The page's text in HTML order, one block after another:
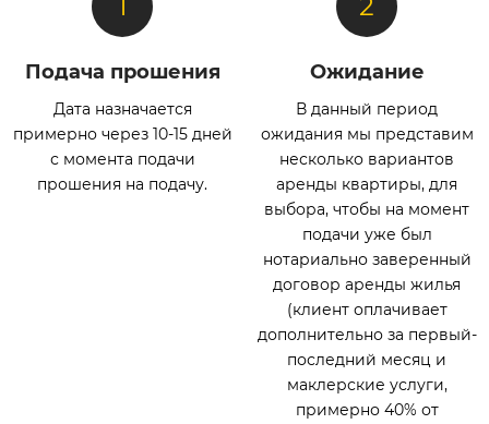
Подача прошения
Дата назначается
примерно через 10-15 дней
с момента подачи
прошения на подачу.
Ожидание
В данный период
ожидания мы представим
несколько вариантов
аренды квартиры, для
выбора, чтобы на момент
подачи уже был
нотариально заверенный
договор аренды жилья
(клиент оплачивает
дополнительно за первый-
последний месяц и
маклерские услуги,
примерно 40% от